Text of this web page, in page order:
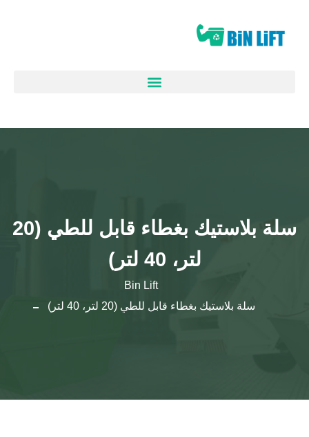
سلة بلاستيك بغطاء قابل للطي (20
لتر، 40 لتر)
Bin Lift
سلة بلاستيك بغطاء قابل للطي (20 لتر، 40 لتر)